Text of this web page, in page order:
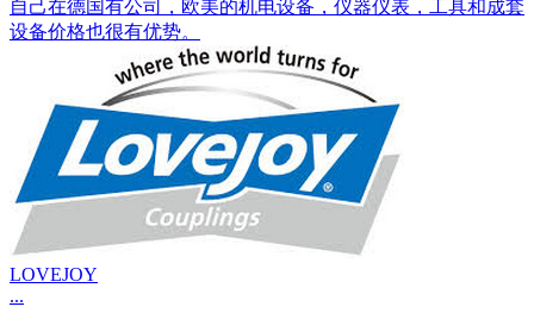
自己在德国有公司，欧美的机电设备，仪器仪表，工具和成套
设备价格也很有优势。
LOVEJOY
...